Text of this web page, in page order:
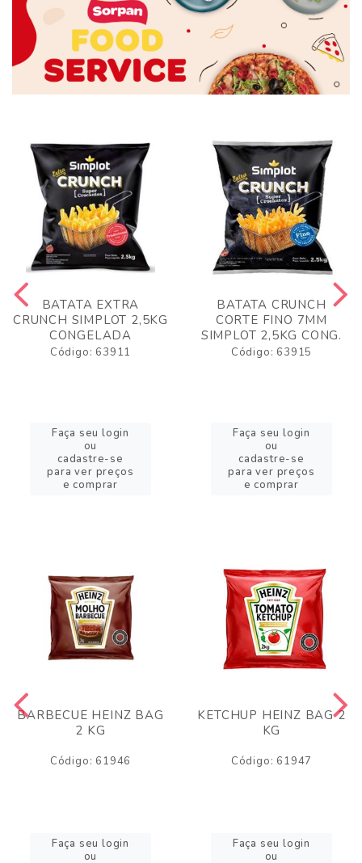
BATATA EXTRA
CRUNCH SIMPLOT 2,5KG
CONGELADA
Código: 63911
Faça seu login
ou
cadastre-se
para ver preços
e comprar
BATATA CRUNCH
CORTE FINO 7MM
SIMPLOT 2,5KG CONG.
Código: 63915
Faça seu login
ou
cadastre-se
para ver preços
e comprar
BARBECUE HEINZ BAG
2 KG
Código: 61946
Faça seu login
ou
KETCHUP HEINZ BAG 2
KG
Código: 61947
Faça seu login
ou